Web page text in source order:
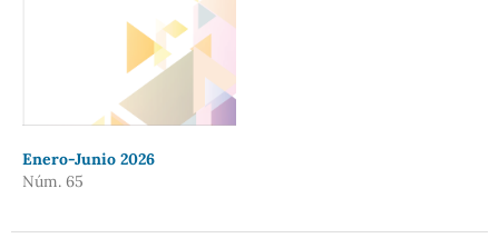
Enero-Junio 2026
Núm. 65